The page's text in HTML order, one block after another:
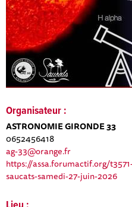
Organisateur :
ASTRONOMIE GIRONDE 33
0652456418
ag-33@orange.fr
https://assa.forumactif.org/
saucats-samedi-27-juin-2026